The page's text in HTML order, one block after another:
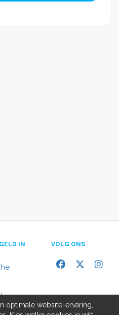
IN
VOLG ONS
optimale website-ervaring,